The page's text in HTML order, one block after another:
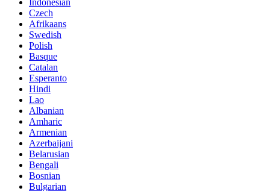
Czech
Afrikaans
Swedish
Polish
Basque
Catalan
Esperanto
Hindi
Lao
Albanian
Amharic
Armenian
Azerbaijani
Belarusian
Bengali
Bosnian
Bulgarian